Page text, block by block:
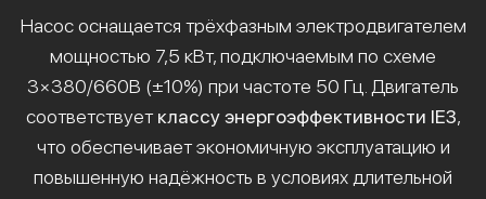
Насос оснащается трёхфазным электродвигателем
мощностью 7,5 кВт, подключаемым по схеме
3×380/660В (±10%) при частоте 50 Гц. Двигатель
соответствует классу энергоэффективности IE3,
что обеспечивает экономичную эксплуатацию и
повышенную надёжность в условиях длительной